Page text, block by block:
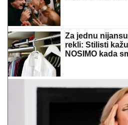
Za jednu
rekli: Stilisti
NOSIMO kada